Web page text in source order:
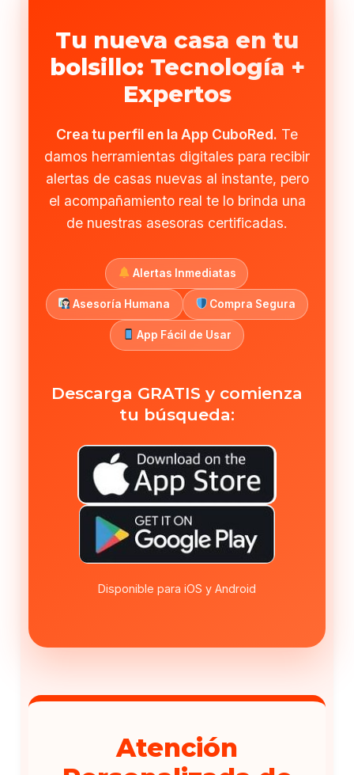
Tu nueva casa en tu
bolsillo: Tecnología +
Expertos
Crea tu perfil en la App CuboRed. Te
damos herramientas digitales para recibir
alertas de casas nuevas al instante, pero
el acompañamiento real te lo brinda una
de nuestras asesoras certificadas.
Alertas Inmediatas
Asesoría Humana Compra Segura
App Fácil de Usar
Descarga GRATIS y comienza
tu búsqueda:
Disponible para iOS y Android
Atención